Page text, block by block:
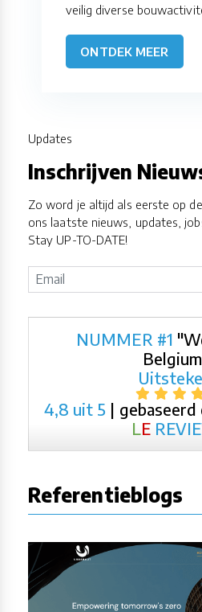
veilig diverse
ONTDEK MEER
Updates
Inschrijven
Zo word je altijd als eerste op
ons laatste nieuws, updates,
Stay UP-TO-DATE!
NUMMER #1
4,8 uit 5 | gebaseerd
LE
Referentieblogs